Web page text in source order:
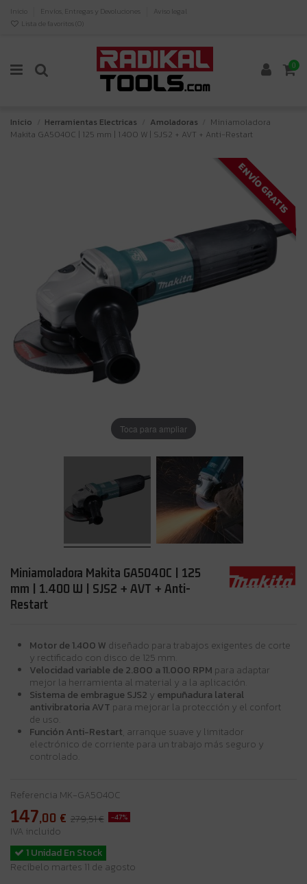
Inicio Envíos, Entregas y Devoluciones
Aviso legal
Lista de favoritos ( 0)
0
Inicio Herramientas Electricas Amoladoras
Miniamoladora
Makita GA5040C | 125 mm | 1.400 W | SJS2 + AVT + Anti-Restart
ENVÍO GRATIS
Toca para ampliar
Miniamoladora Makita GA5040C | 125
mm | 1.400 W | SJS2 + AVT + Anti-
Restart
Motor de 1.400 W diseñado para trabajos exigentes de corte
y rectificado con disco de 125 mm.
Velocidad variable de 2.800 a 11.000 RPM para adaptar
mejor la herramienta al material y a la aplicación.
Sistema de embrague SJS2 y empuñadura lateral
antivibratoria AVT para mejorar la protección y el confort
de uso.
Función Anti-Restart, arranque suave y limitador
electrónico de corriente para un trabajo más seguro y
controlado.
Referencia MK-GA5040C
147,00 € 279,51 € -47%
IVA incluido
1 Unidad En Stock
Recíbelo martes 11 de agosto